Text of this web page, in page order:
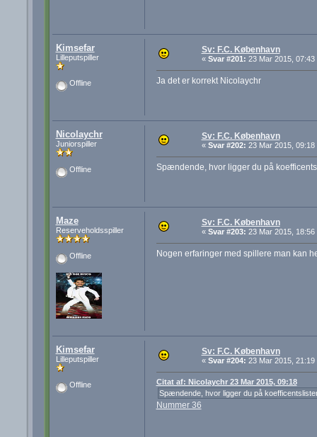
Kimsefar
Lilleputspiller
Offline
Sv: F.C. København
« Svar #201: 23 Mar 2015, 07:43
Ja det er korrekt Nicolaychr
Nicolaychr
Juniorspiller
Offline
Sv: F.C. København
« Svar #202: 23 Mar 2015, 09:18
Spændende, hvor ligger du på
Maze
Reserveholdsspiller
Offline
Sv: F.C. København
« Svar #203: 23 Mar 2015, 18:56
Nogen erfaringer med spillere man kan
Kimsefar
Lilleputspiller
Offline
Sv: F.C. København
« Svar #204: 23 Mar 2015, 21:19
Citat af: Nicolaychr 23 Mar 2015, 09:18
Spændende, hvor ligger du på
Nummer 36